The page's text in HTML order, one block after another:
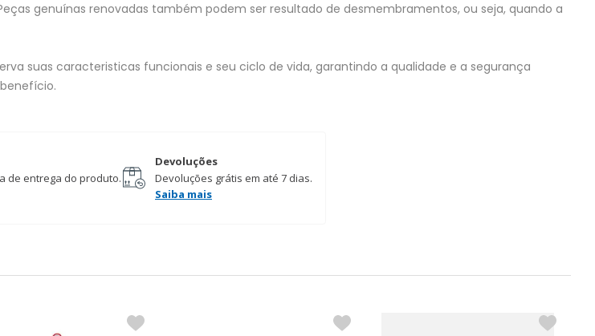
genuínas renovadas também podem ser resultado de desmembramentos, ou seja, quando a
suas caracteristicas funcionais e seu ciclo de vida, garantindo a qualidade e a segurança
de entrega do produto.
Devoluções
Devoluções grátis em até 7 dias.
Saiba mais